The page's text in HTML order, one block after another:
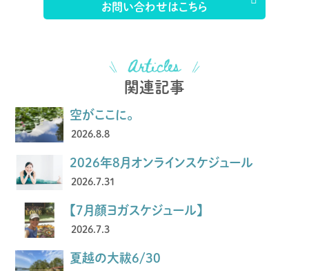
お問い合わせはこちら
関連記事
空がここに。
2026.8.8
2026年8月オンラインスケジュール
2026.7.31
【7月顔ヨガスケジュール】
2026.7.3
夏越の大祓6/30